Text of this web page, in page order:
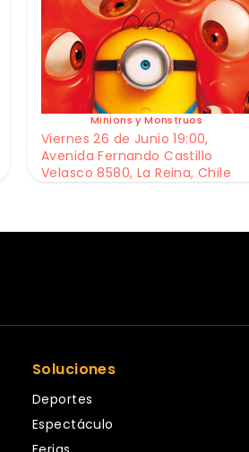
Minions y Monstruos
Viernes 26 de Junio 19:00,
Avenida Fernando Castillo
Velasco 8580, La Reina, Chile
Soluciones
Deportes
Espectáculo